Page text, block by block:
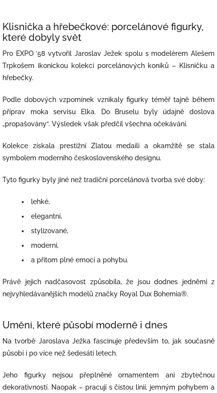
Klisnička a hřebečkové: porcelánové figurky,
které dobyly svět
Pro EXPO ’58 vytvořil Jaroslav Ježek spolu s modelérem Alešem
Trpkošem ikonickou kolekci porcelánových koníků – Klisničku a
hřebečky.
Podle dobových vzpomínek vznikaly figurky téměř tajně během
příprav moka servisu Elka. Do Bruselu byly údajně doslova
„propašovány“. Výsledek však předčil všechna očekávání.
Kolekce získala prestižní Zlatou medaili a okamžitě se stala
symbolem moderního československého designu.
Tyto figurky byly jiné než tradiční porcelánová tvorba své doby:
lehké,
elegantní,
stylizované,
moderní,
a přitom plné emocí a pohybu.
Právě jejich nadčasovost způsobila, že jsou dodnes jedněmi z
nejvyhledávanějších modelů značky Royal Dux Bohemia®.
Umění, které působí moderně i dnes
Na tvorbě Jaroslava Ježka fascinuje především to, jak současně
působí i po více než šedesáti letech.
Jeho figurky nejsou přeplněné ornamentem ani zbytečnou
dekorativností. Naopak – pracují s čistou linií, jemným pohybem a